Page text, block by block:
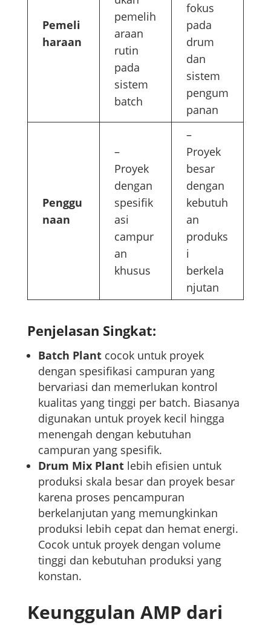
Pemeli
haraan
pemelih
araan
rutin
pada
sistem
batch
fokus
pada
drum
dan
sistem
pengum
panan
Penggu
naan
–
Proyek
dengan
spesifik
asi
campur
an
khusus
–
Proyek
besar
dengan
kebutuh
an
produks
i
berkela
njutan
Penjelasan Singkat:
Batch Plantcocok untuk proyek
dengan spesifikasi campuran yang
bervariasi dan memerlukan kontrol
kualitas yang tinggi per batch. Biasanya
digunakan untuk proyek kecil hingga
menengah dengan kebutuhan
campuran yang spesifik.
Drum Mix Plantlebih efisien untuk
produksi skala besar dan proyek besar
karena proses pencampuran
berkelanjutan yang memungkinkan
produksi lebih cepat dan hemat energi.
Cocok untuk proyek dengan volume
tinggi dan kebutuhan produksi yang
konstan.
Keunggulan AMP dari